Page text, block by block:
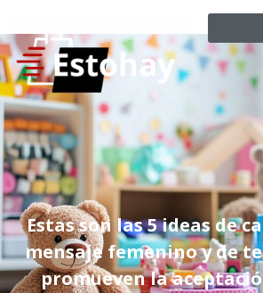
Estas son las 5 ideas de
mensaje femenino y de
promueven la